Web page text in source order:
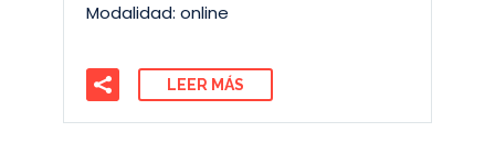
Modalidad: online
LEER MÁS